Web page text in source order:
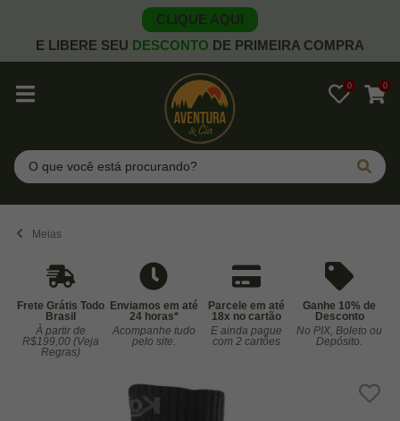
CLIQUE AQUI
E LIBERE SEU DESCONTO DE PRIMEIRA COMPRA
0 0
Pesquisar
Meias
Frete Grátis Todo
Brasil
À partir de
R$199,00 (Veja
Regras)
Enviamos em até
24 horas*
Acompanhe tudo
pelo site.
Parcele em até
18x no cartão
E ainda pague
com 2 cartões
Ganhe 10% de
Desconto
No PIX, Boleto ou
Depósito.